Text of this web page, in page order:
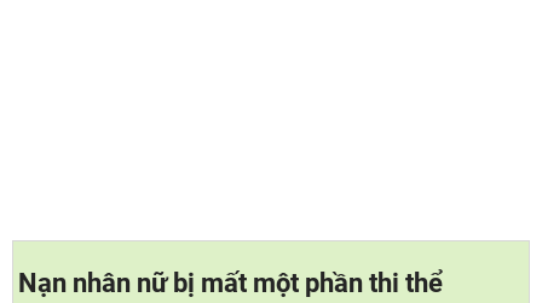
Nạn nhân nữ bị mất một phần thi thể